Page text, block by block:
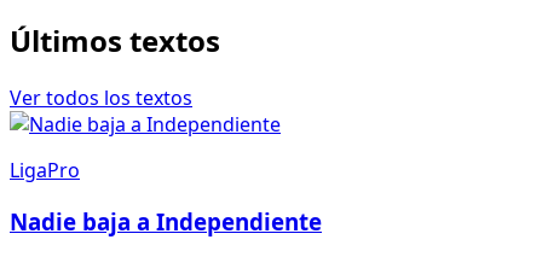
Últimos textos
Ver todos los textos
LigaPro
Nadie baja a Independiente